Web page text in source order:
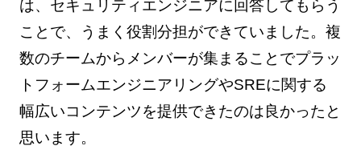
は、セキュリティエンジニアに回答してもらう
ことで、うまく役割分担ができていました。複
数のチームからメンバーが集まることでプラッ
トフォームエンジニアリングやSREに関する
幅広いコンテンツを提供できたのは良かったと
思います。